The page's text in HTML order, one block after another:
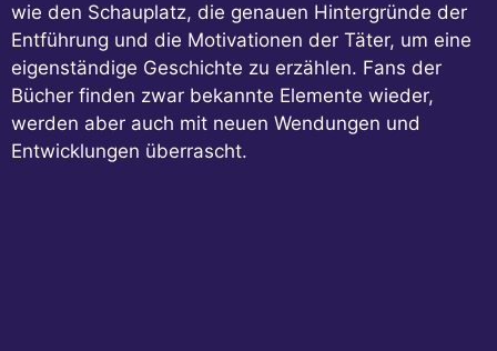
wie den Schauplatz, die genauen Hintergründe der
Entführung und die Motivationen der Täter, um eine
eigenständige Geschichte zu erzählen. Fans der
Bücher finden zwar bekannte Elemente wieder,
werden aber auch mit neuen Wendungen und
Entwicklungen überrascht.